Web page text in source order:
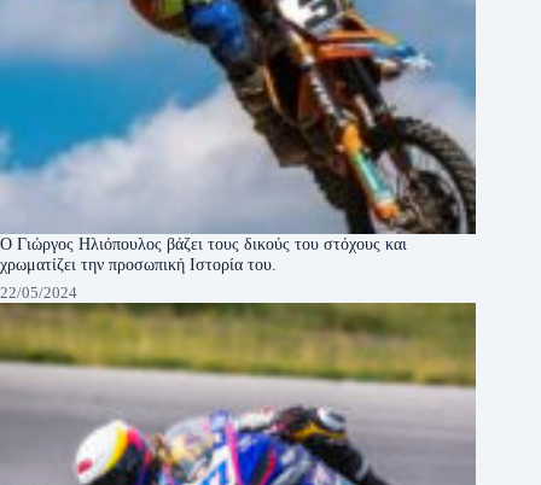
Ο Γιώργος Ηλιόπουλος βάζει τους δικούς του στόχους και
χρωματίζει την προσωπική Ιστορία του.
22/05/2024